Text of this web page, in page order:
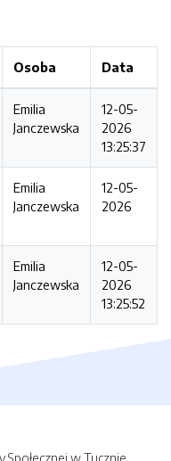
Osoba Data
Emilia
Janczewska
12-05-
2026
13:25:37
Emilia
Janczewska
12-05-
2026
Emilia
Janczewska
12-05-
2026
13:25:52
w Tucznie